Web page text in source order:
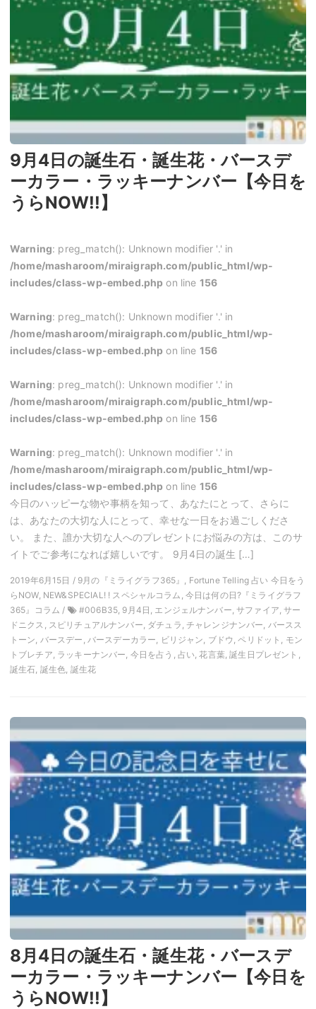
9月4日の誕生石・誕生花・バースデ
ーカラー・ラッキーナンバー【今日を
うらNOW!!】
Warning: preg_match(): Unknown modifier '.' in
/home/masharoom/miraigraph.com/public_html/wp-
includes/class-wp-embed.php on line 156
Warning: preg_match(): Unknown modifier '.' in
/home/masharoom/miraigraph.com/public_html/wp-
includes/class-wp-embed.php on line 156
Warning: preg_match(): Unknown modifier '.' in
/home/masharoom/miraigraph.com/public_html/wp-
includes/class-wp-embed.php on line 156
Warning: preg_match(): Unknown modifier '.' in
/home/masharoom/miraigraph.com/public_html/wp-
includes/class-wp-embed.php on line 156
今日のハッピーな物や事柄を知って、あなたにとって、さらに
は、あなたの大切な人にとって、幸せな一日をお過ごしくださ
い。 また、誰か大切な人へのプレゼントにお悩みの方は、このサ
イトでご参考になれば嬉しいです。 9月4日の誕生 […]
2019年6月15日 / 9月の『ミライグラフ365』, Fortune Telling 占い 今日をう
らNOW, NEW&SPECIAL! ! スペシャルコラム, 今日は何の日?『ミライグラフ
365』コラム /
#006B35, 9月4日, エンジェルナンバー, サファイア, サー
ドニクス, スピリチュアルナンバー, ダチュラ, チャレンジナンバー, バースス
トーン, バースデー, バースデーカラー, ビリジャン, ブドウ, ペリドット, モン
トブレチア, ラッキーナンバー, 今日を占う, 占い, 花言葉, 誕生日プレゼント,
誕生石, 誕生色, 誕生花
8月4日の誕生石・誕生花・バースデ
ーカラー・ラッキーナンバー【今日を
うらNOW!!】